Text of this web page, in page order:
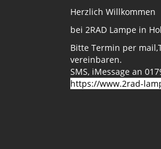
Herzlich Willkommen
bei 2RAD Lampe in
Bitte Termin per
vereinbaren.
SMS, iMessage an
https://www.2rad-